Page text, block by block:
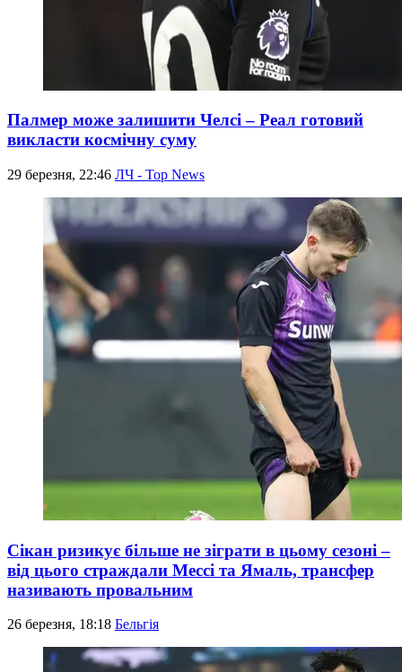
Палмер може залишити Челсі – Реал готовий
викласти космічну суму
29 березня, 22:46 ЛЧ - Top News
Сікан ризикує більше не зіграти в цьому сезоні –
від цього страждали Мессі та Ямаль, трансфер
називають провальним
26 березня, 18:18 Бельгія